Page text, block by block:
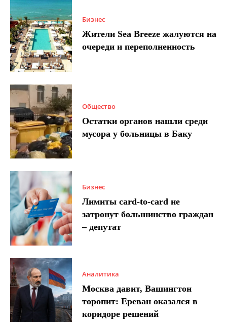
Бизнес
Жители Sea Breeze жалуются на
очереди и переполненность
Общество
Остатки органов нашли среди
мусора у больницы в Баку
Бизнес
Лимиты card-to-card не
затронут большинство граждан
– депутат
Аналитика
Москва давит, Вашингтон
торопит: Ереван оказался в
коридоре решений